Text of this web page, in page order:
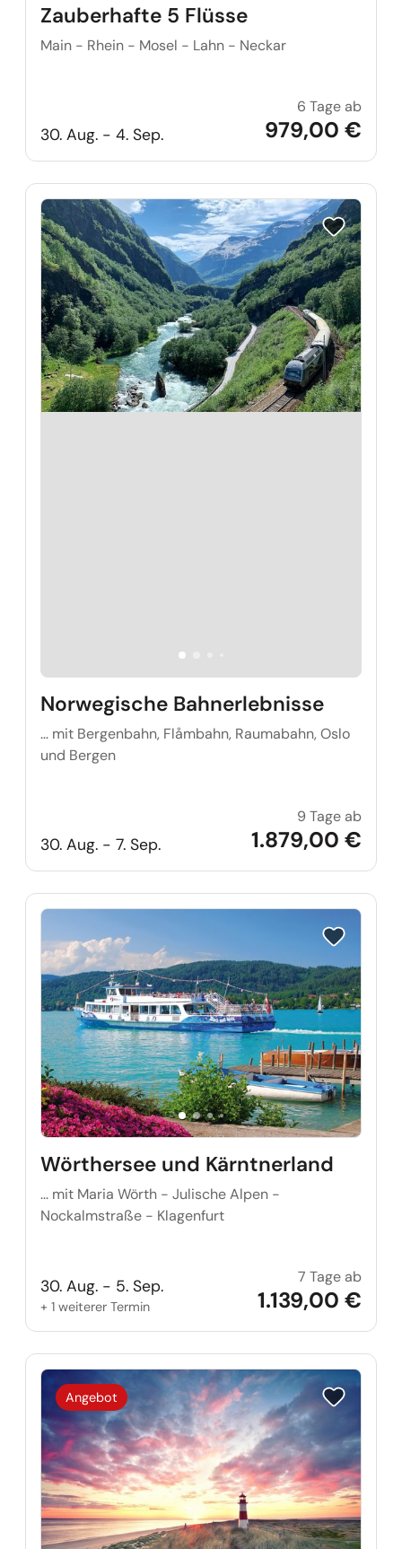
Zauberhafte 5 Flüsse
Main - Rhein - Mosel - Lahn - Neckar
30. Aug. - 4. Sep.
6 Tage ab
979,00 €
Reise auf
Norwegische Bahnerlebnisse
… mit Bergenbahn, Flåmbahn, Raumabahn, Oslo
und Bergen
30. Aug. - 7. Sep.
9 Tage ab
1.879,00 €
Reise auf
Wörthersee und Kärntnerland
... mit Maria Wörth - Julische Alpen -
Nockalmstraße - Klagenfurt
30. Aug. - 5. Sep.
+ 1 weiterer Termin
7 Tage ab
1.139,00 €
Angebot Reise auf